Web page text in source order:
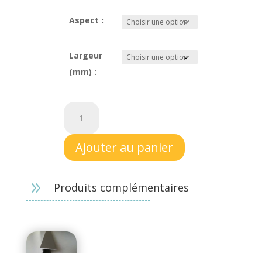
Aspect :
Largeur
(mm) :
Panneau
Sandwich
32mm
Ajouter au panier
9 Produits complémentaires